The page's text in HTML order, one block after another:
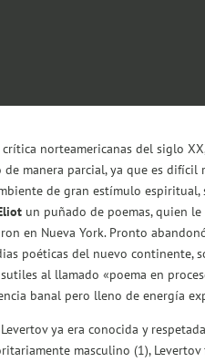
norteamericanas del siglo
manera parcial, ya que es
de gran estímulo
un puñado de poemas, quien
en Nueva York. Pronto
poéticas del nuevo continente,
al llamado «poema en
banal pero lleno de energía
ya era conocida y
masculino (1),